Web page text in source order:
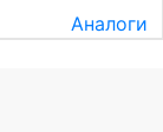
Аналоги